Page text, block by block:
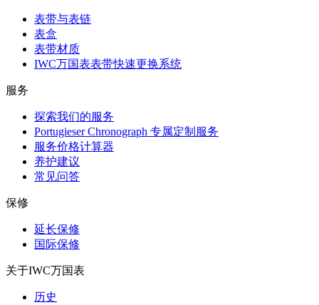
表带与表链
表盒
表带材质
IWC万国表表带快速更换系统
服务
探索我们的服务
Portugieser Chronograph 专属定制服务
服务价格计算器
养护建议
常见问答
保修
延长保修
国际保修
关于IWC万国表
历史